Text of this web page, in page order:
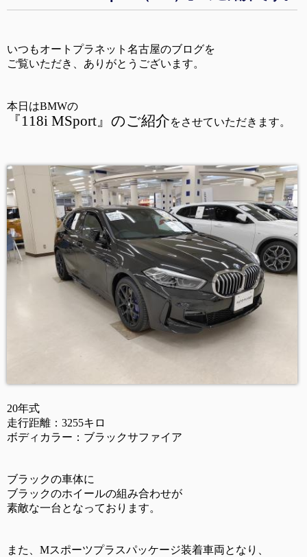
いつもオートプラネット名古屋のブログを
ご覧いただき、ありがとうございます。
本日はBMWの
『118i MSport』のご紹介をさせていただきます。
20年式
走行距離：3255キロ
ボディカラー：ブラックサファイア
ブラックの車体に
ブラックのホイールの組み合わせが
素敵な一台となっております。
また、Mスポーツプラスパッケージ装着車両となり、